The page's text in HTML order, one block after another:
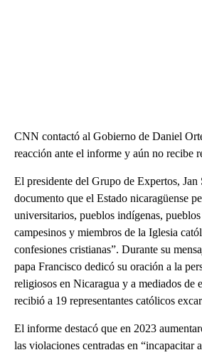
CNN contactó al Gobierno de Daniel
reacción ante el informe y aún no recibe
El presidente del Grupo de Expertos, Jan
documento que el Estado nicaragüense
universitarios, pueblos indígenas,
campesinos y miembros de la Iglesia
confesiones cristianas”. Durante su
papa Francisco dedicó su oración a la
religiosos en Nicaragua y a mediados de
recibió a 19 representantes católicos
El informe destacó que en 2023
las violaciones centradas en “incapacitar